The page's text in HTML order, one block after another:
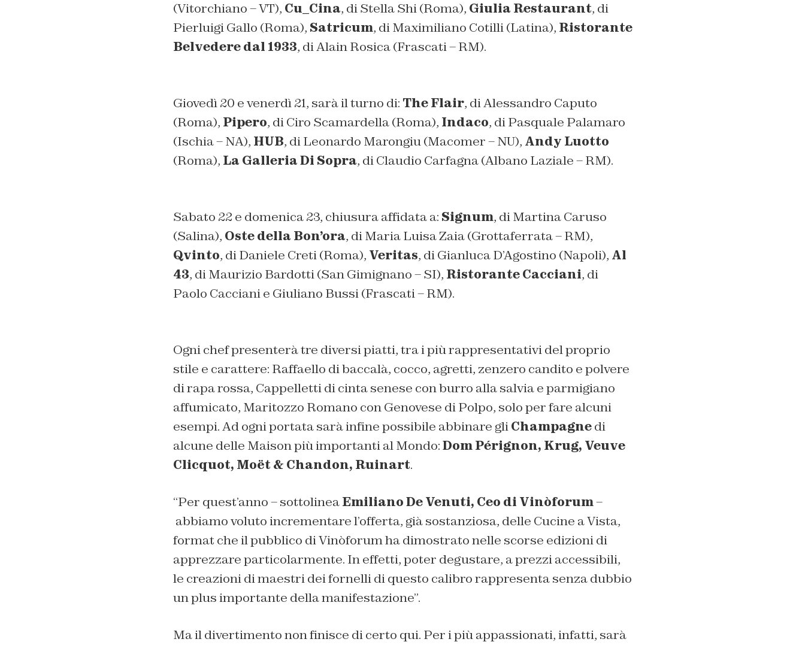
(Vitorchiano – VT), Cu_Cina, di Stella Shi (Roma), Giulia Restaurant, di
Pierluigi Gallo (Roma), Satricum, di Maximiliano Cotilli (Latina), Ristorante
Belvedere dal 1933, di Alain Rosica (Frascati – RM).
Giovedì 20 e venerdì 21, sarà il turno di: The Flair, di Alessandro Caputo
(Roma), Pipero, di Ciro Scamardella (Roma), Indaco, di Pasquale Palamaro
(Ischia – NA), HUB, di Leonardo Marongiu (Macomer – NU), Andy Luotto
(Roma), La Galleria Di Sopra, di Claudio Carfagna (Albano Laziale – RM).
Sabato 22 e domenica 23, chiusura affidata a: Signum, di Martina Caruso
(Salina), Oste della Bon’ora, di Maria Luisa Zaia (Grottaferrata – RM),
Qvinto, di Daniele Creti (Roma), Veritas, di Gianluca D’Agostino (Napoli), Al
43, di Maurizio Bardotti (San Gimignano – SI), Ristorante Cacciani, di
Paolo Cacciani e Giuliano Bussi (Frascati – RM).
Ogni chef presenterà tre diversi piatti, tra i più rappresentativi del proprio
stile e carattere: Raffaello di baccalà, cocco, agretti, zenzero candito e polvere
di rapa rossa, Cappelletti di cinta senese con burro alla salvia e parmigiano
affumicato, Maritozzo Romano con Genovese di Polpo, solo per fare alcuni
esempi. Ad ogni portata sarà infine possibile abbinare gliChampagnedi
alcune delle Maison più importanti al Mondo:Dom Pérignon, Krug, Veuve
Clicquot, Moët & Chandon, Ruinart.
“Per quest’anno– sottolineaEmiliano De Venuti, Ceo di Vinòforum–
abbiamo voluto incrementare l’offerta, già sostanziosa, delle Cucine a Vista,
format che il pubblico di Vinòforum ha dimostrato nelle scorse edizioni di
apprezzare particolarmente. In effetti, poter degustare, a prezzi accessibili,
le creazioni di maestri dei fornelli di questo calibro rappresenta senza dubbio
un plus importante della manifestazione”.
Ma il divertimento non finisce di certo qui. Per i più appassionati, infatti, sarà